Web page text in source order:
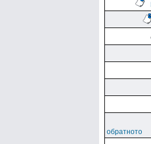
обратното